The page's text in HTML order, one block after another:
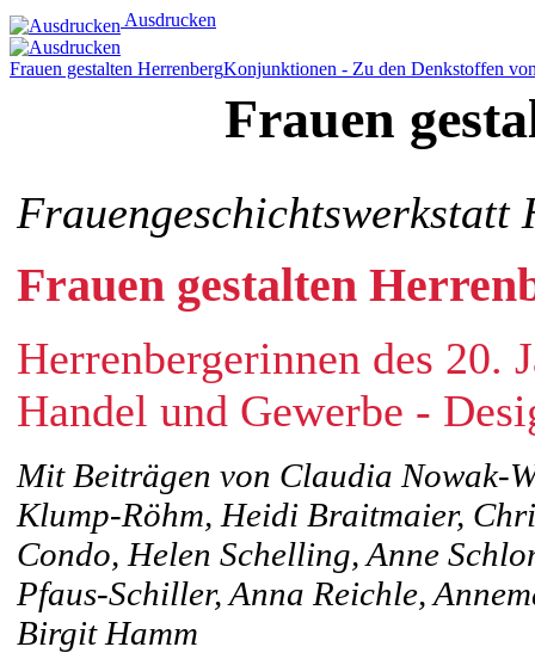
Ausdrucken
Frauen gestalten HerrenbergKonjunktionen - Zu den Denkstoffen
Frauen
Frauengeschichtswerkstatt
Frauen gestalten
Herrenbergerinnen des 20.
Handel und Gewerbe -
Mit Beiträgen von Claudia Nowak-
Klump-Röhm, Heidi Braitmaier,
Condo, Helen Schelling, Anne
Pfaus-Schiller, Anna Reichle,
Birgit Hamm